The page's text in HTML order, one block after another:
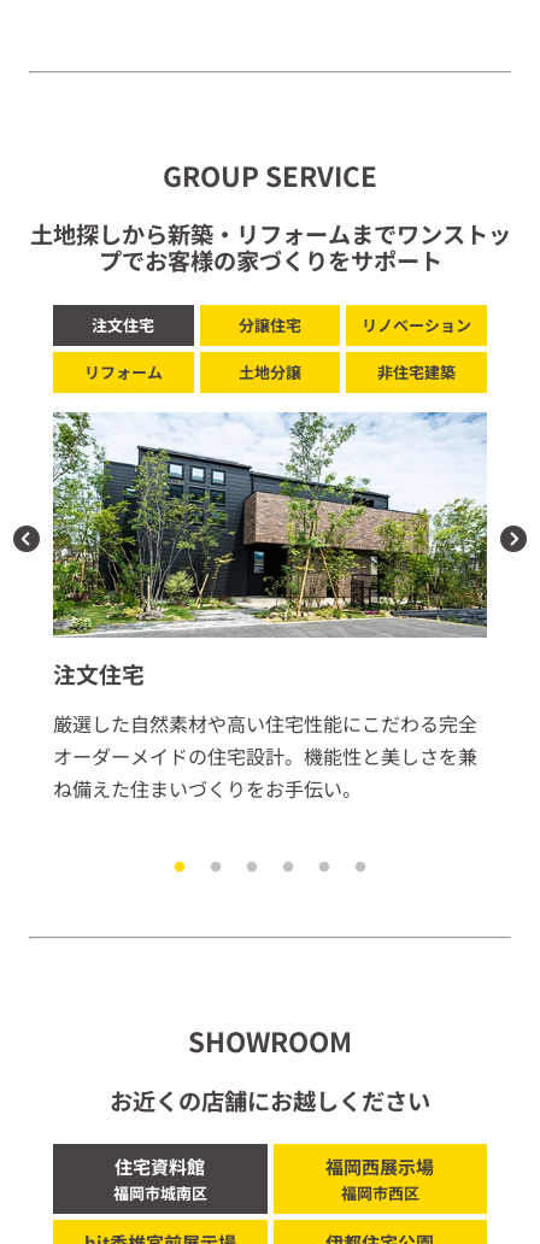
GROUP SERVICE
土地探しから新築・リフォームまでワンストッ
プでお客様の家づくりをサポート
注文住宅 分譲住宅 リノベーション
リフォーム 土地分譲 非住宅建築
注文住宅
厳選した自然素材や高い住宅性能にこだわる完全
オーダーメイドの住宅設計。機能性と美しさを兼
ね備えた住まいづくりをお手伝い。
SHOWROOM
お近くの店舗にお越しください
住宅資料館
福岡市城南区
福岡西展示場
福岡市西区